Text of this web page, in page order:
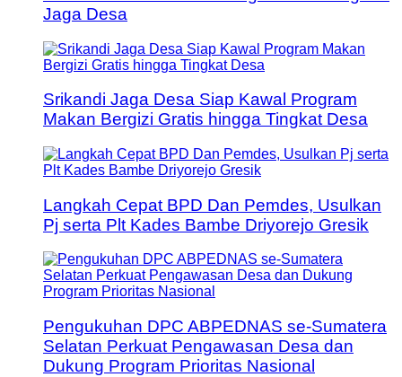
Jaga Desa
Srikandi Jaga Desa Siap Kawal Program
Makan Bergizi Gratis hingga Tingkat Desa
Langkah Cepat BPD Dan Pemdes, Usulkan
Pj serta Plt Kades Bambe Driyorejo Gresik
Pengukuhan DPC ABPEDNAS se-Sumatera
Selatan Perkuat Pengawasan Desa dan
Dukung Program Prioritas Nasional